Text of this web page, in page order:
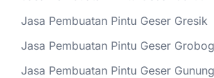
Jasa Pembuatan Pintu Geser Gresik
Jasa Pembuatan Pintu Geser
Jasa Pembuatan Pintu Geser